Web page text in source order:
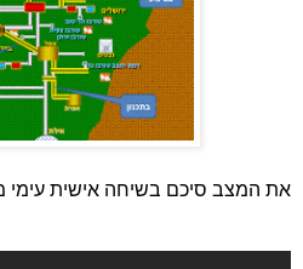
את המצב סיכם בשיחה אישית עימי